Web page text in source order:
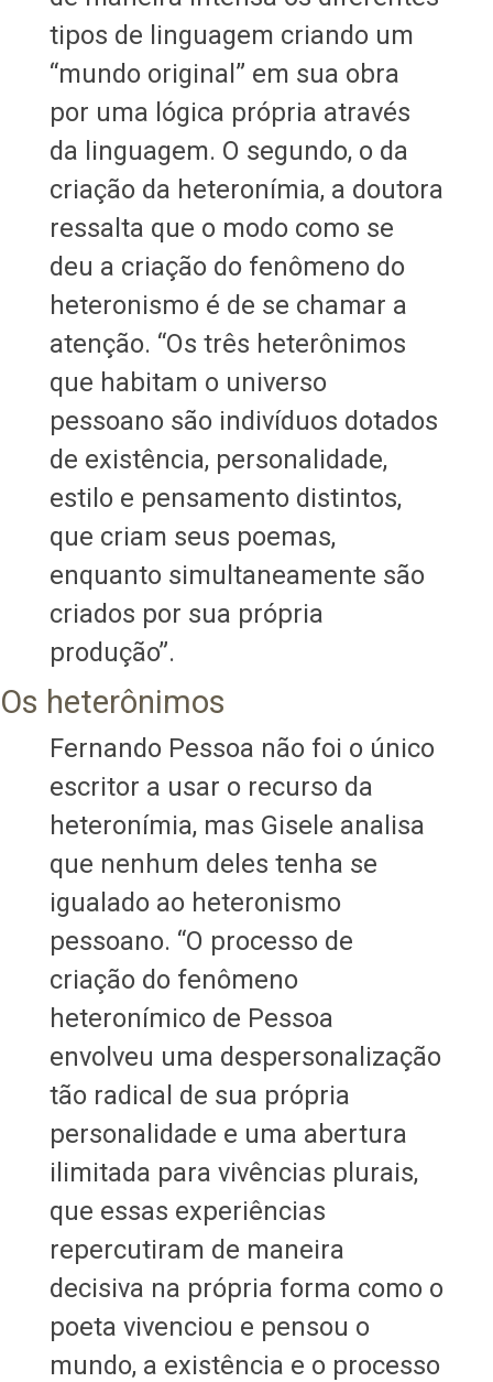
tipos de linguagem criando um
“mundo original” em sua obra
por uma lógica própria através
da linguagem. O segundo, o da
criação da heteronímia, a doutora
ressalta que o modo como se
deu a criação do fenômeno do
heteronismo é de se chamar a
atenção. “Os três heterônimos
que habitam o universo
pessoano são indivíduos dotados
de existência, personalidade,
estilo e pensamento distintos,
que criam seus poemas,
enquanto simultaneamente são
criados por sua própria
produção”.
Os heterônimos
Fernando Pessoa não foi o único
escritor a usar o recurso da
heteronímia, mas Gisele analisa
que nenhum deles tenha se
igualado ao heteronismo
pessoano. “O processo de
criação do fenômeno
heteronímico de Pessoa
envolveu uma despersonalização
tão radical de sua própria
personalidade e uma abertura
ilimitada para vivências plurais,
que essas experiências
repercutiram de maneira
decisiva na própria forma como o
poeta vivenciou e pensou o
mundo, a existência e o processo